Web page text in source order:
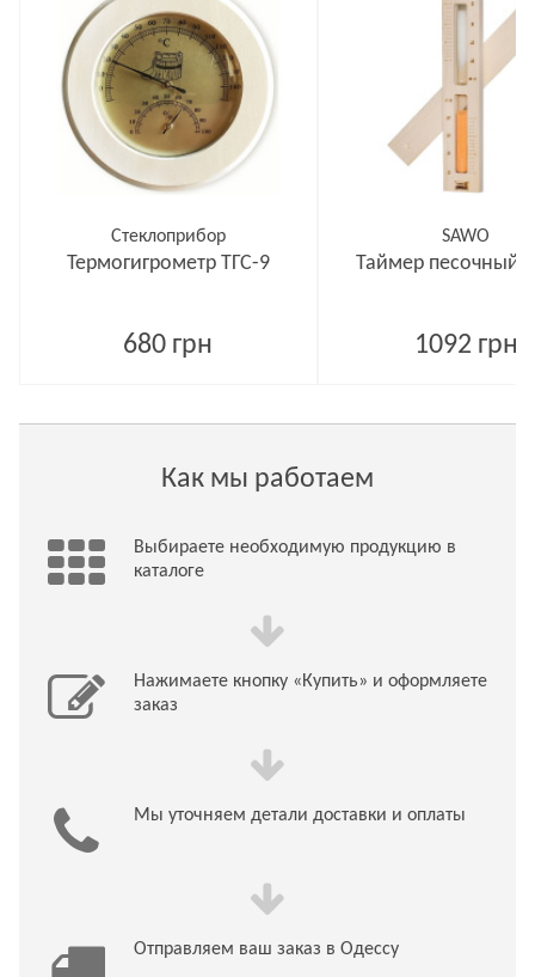
Стеклоприбор
Термогигрометр ТГС-9
680 грн
SAWO
Таймер песочный
1092 грн
Как мы работаем
Выбираете необходимую продукцию в
каталоге
Нажимаете кнопку «Купить» и оформляете
заказ
Мы уточняем детали доставки и оплаты
Отправляем ваш заказ в Одессу